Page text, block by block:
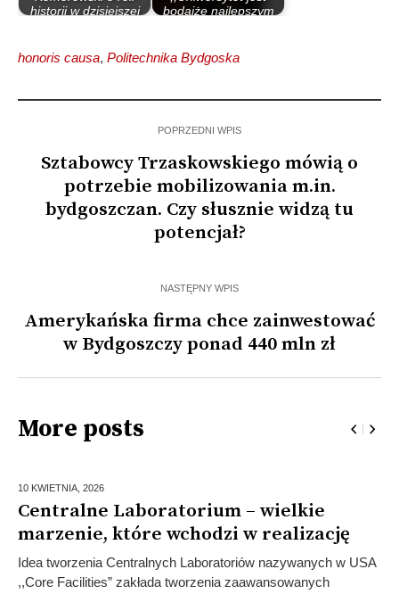
historii w dzisiejszej
bodajże najlepszym
honoris causa, Politechnika Bydgoska
POPRZEDNI WPIS
Sztabowcy Trzaskowskiego mówią o
potrzebie mobilizowania m.in.
bydgoszczan. Czy słusznie widzą tu
potencjał?
NASTĘPNY WPIS
Amerykańska firma chce zainwestować
w Bydgoszczy ponad 440 mln zł
More posts
10 KWIETNIA, 2026
Centralne Laboratorium – wielkie
marzenie, które wchodzi w realizację
Idea tworzenia Centralnych Laboratoriów nazywanych w USA
,,Core Facilities” zakłada tworzenia zaawansowanych